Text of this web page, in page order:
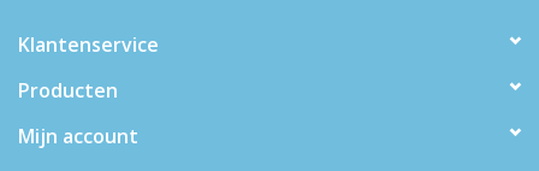
Klantenservice
Producten
Mijn account